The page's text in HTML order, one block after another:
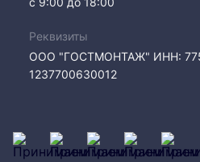
Реквизиты
ООО "ГОСТМОНТАЖ" ИНН:
1237700630012